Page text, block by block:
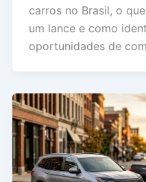
carros no Brasil, o
um lance e como
oportunidades de